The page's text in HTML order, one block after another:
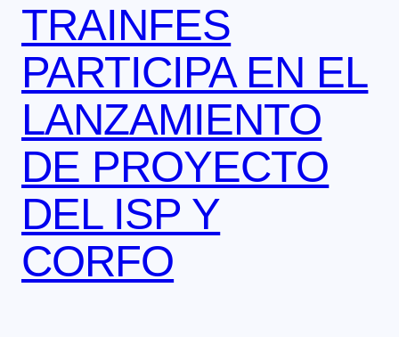
TRAINFES
PARTICIPA EN EL
LANZAMIENTO
DE PROYECTO
DEL ISP Y
CORFO